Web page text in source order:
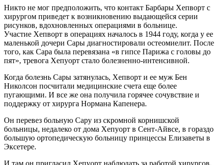
Никто не мог предположить, что контакт Барбары Хепворт с
хирургом приведет к возникновению выдающейся серии
рисунков, вдохновленных операциями в больнице.
Участие Хепворт в операциях началось в 1944 году, когда у ее
маленькой дочери Сары диагностировали остеомиелит. После
того, как Сара была перевязана «в гипсе Парижа с головы до
пят», тревога Хепуорт стало болезненно-интенсивной.
Когда болезнь Сары затянулась, Хепворт и ее муж Бен
Николсон посчитали медицинские счета еще более
пугающими. И все же она получила горячее сочувствие и
поддержку от хирурга Нормана Капенера.
Он перевез больную Сару из скромной корнишской
больницы, недалеко от дома Хепуорт в Сент-Айвсе, в гораздо
большую ортопедическую больницу принцессы Елизаветы в
Эксетере.